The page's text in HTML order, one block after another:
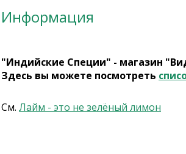
Информация
"Индийские Специи" - магазин
Здесь вы можете посмотреть
См. Лайм - это не зелёный лимон